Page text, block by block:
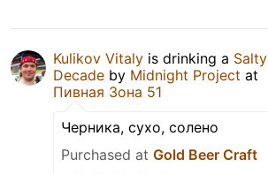
Kulikov Vitaly is drinking a Salty
Decade by Midnight Project at
Пивная Зона 51
Черника, сухо, солено
Purchased at Gold Beer Craft